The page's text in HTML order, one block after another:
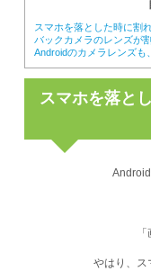
スマホを落とした時に割
バックカメラのレンズが
Androidのカメラレンズも
スマホを落と
やはり、ス